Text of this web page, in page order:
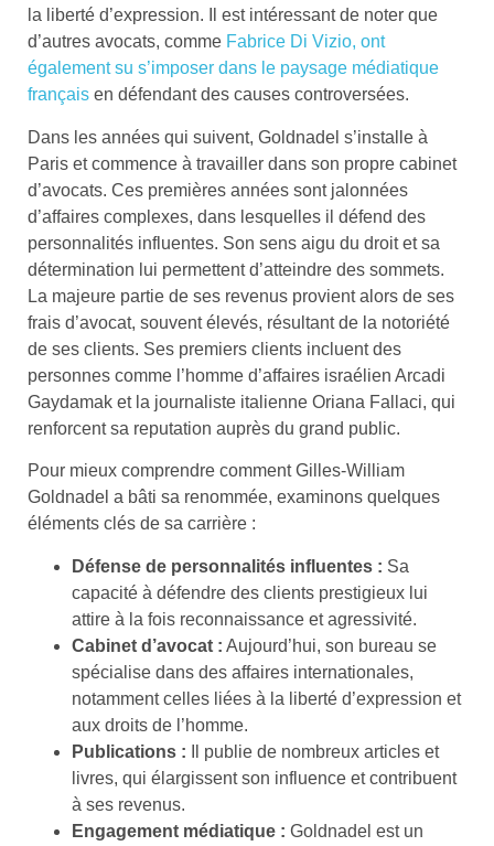
la liberté d’expression. Il est intéressant de noter que
d’autres avocats, comme Fabrice Di Vizio, ont
également su s’imposer dans le paysage médiatique
français en défendant des causes controversées.
Dans les années qui suivent, Goldnadel s’installe à
Paris et commence à travailler dans son propre cabinet
d’avocats. Ces premières années sont jalonnées
d’affaires complexes, dans lesquelles il défend des
personnalités influentes. Son sens aigu du droit et sa
détermination lui permettent d’atteindre des sommets.
La majeure partie de ses revenus provient alors de ses
frais d’avocat, souvent élevés, résultant de la notoriété
de ses clients. Ses premiers clients incluent des
personnes comme l’homme d’affaires israélien Arcadi
Gaydamak et la journaliste italienne Oriana Fallaci, qui
renforcent sa reputation auprès du grand public.
Pour mieux comprendre comment Gilles-William
Goldnadel a bâti sa renommée, examinons quelques
éléments clés de sa carrière :
Défense de personnalités influentes : Sa
capacité à défendre des clients prestigieux lui
attire à la fois reconnaissance et agressivité.
Cabinet d’avocat : Aujourd’hui, son bureau se
spécialise dans des affaires internationales,
notamment celles liées à la liberté d’expression et
aux droits de l’homme.
Publications : Il publie de nombreux articles et
livres, qui élargissent son influence et contribuent
à ses revenus.
Engagement médiatique : Goldnadel est un